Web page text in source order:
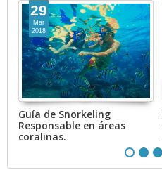
29
Mar
2018
Guía de Snorkeling
Responsable en áreas
coralinas.